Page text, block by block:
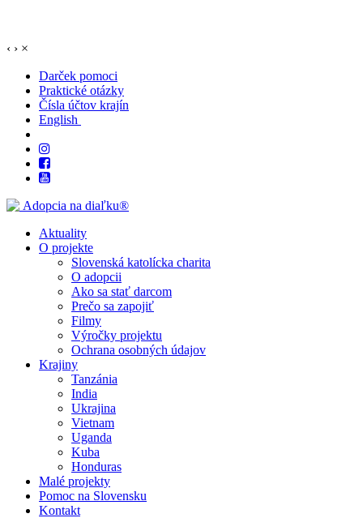
‹ › ×
Darček pomoci
Praktické otázky
Čísla účtov krajín
English
Aktuality
O projekte
Slovenská katolícka charita
O adopcii
Ako sa stať darcom
Prečo sa zapojiť
Filmy
Výročky projektu
Ochrana osobných údajov
Krajiny
Tanzánia
India
Ukrajina
Vietnam
Uganda
Kuba
Honduras
Malé projekty
Pomoc na Slovensku
Kontakt